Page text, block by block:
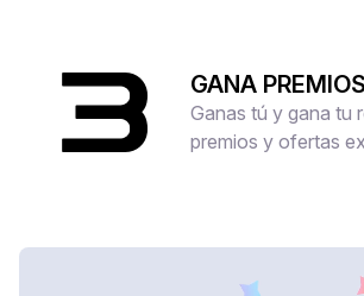
3 GANA PREMIOS
Ganas tú y gana tu
premios y ofertas